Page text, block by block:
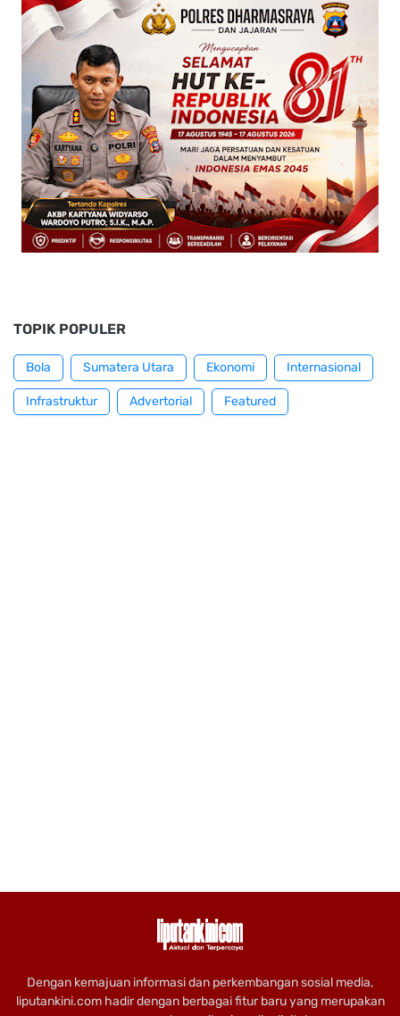
TOPIK POPULER
Bola Sumatera Utara Ekonomi Internasional
Infrastruktur Advertorial Featured
Dengan kemajuan informasi dan perkembangan sosial media,
liputankini.com hadir dengan berbagai fitur baru yang merupakan